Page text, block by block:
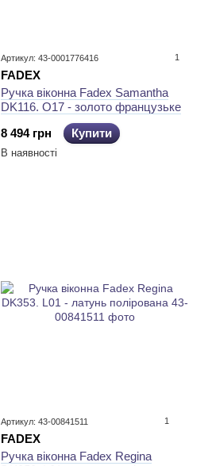
Артикул: 43-0001776416 1
FADEX
Ручка віконна Fadex Samantha
DK116. O17 - золото французьке
8 494 грн
Купити
В наявності
Артикул: 43-00841511 1
FADEX
Ручка віконна Fadex Regina